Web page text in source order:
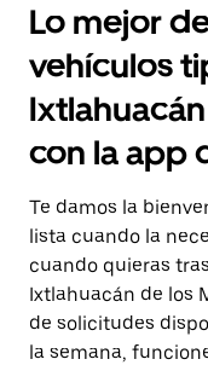
interactuar
con
el
calendario
y
selecciona
una
fecha.
la
tecla Esc
cerrar
el
calendario.
Lo mejor
vehículos
con la app
Te damos la
lista cuando la
cuando quieras
Ixtlahuacán de los
de solicitudes
la semana,